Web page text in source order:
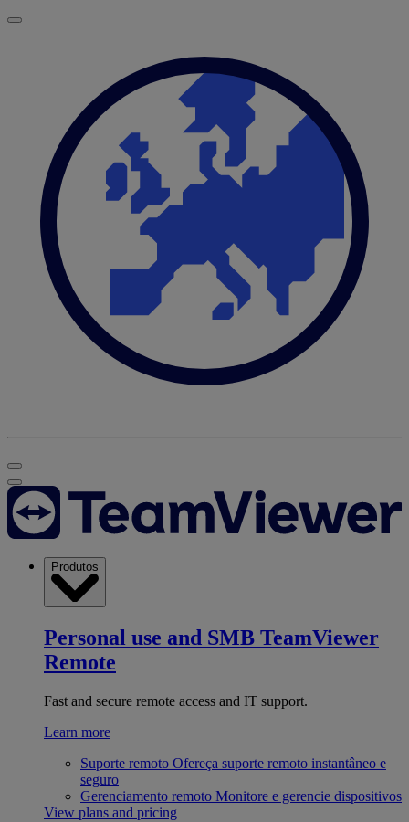
Produtos
Personal use and SMB TeamViewer
Remote
Fast and secure remote access and IT support.
Learn more
Suporte remoto Ofereça suporte remoto instantâneo e
seguro
Gerenciamento remoto Monitore e gerencie dispositivos
View plans and pricing